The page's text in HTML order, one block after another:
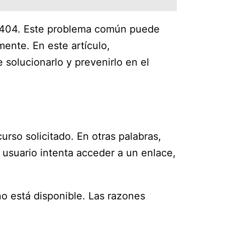
Este problema común puede
En este artículo,
solucionarlo y prevenirlo en el
solicitado. En otras palabras,
intenta acceder a un enlace,
está disponible. Las razones